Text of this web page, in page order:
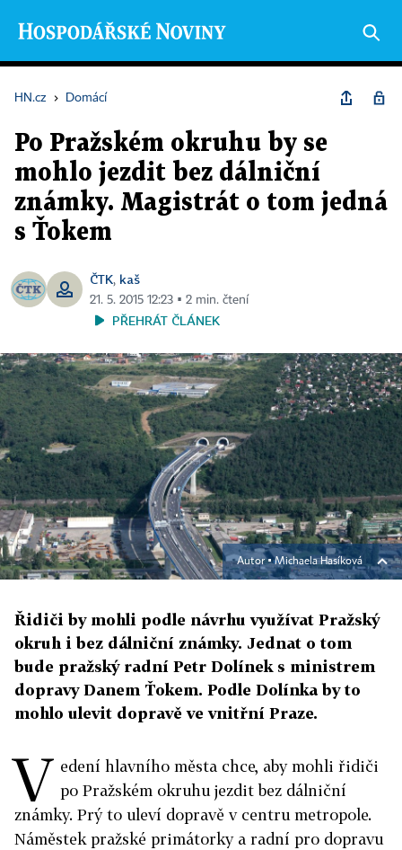
HN.cz › Domácí
Po Pražském okruhu by se
mohlo jezdit bez dálniční
známky. Magistrát o tom jedná
s Ťokem
ČTK, kaš
21. 5. 2015 12:23 ▪ 2 min. čtení
PŘEHRÁT ČLÁNEK
Autor ▪Michaela Hasíková
Řidiči by mohli podle návrhu využívat Pražský
okruh i bez dálniční známky. Jednat o tom
bude pražský radní Petr Dolínek s ministrem
dopravy Danem Ťokem. Podle Dolínka by to
mohlo ulevit dopravě ve vnitřní Praze.
V edení hlavního města chce, aby mohli řidiči
po Pražském okruhu jezdit bez dálniční
známky. Prý to uleví dopravě v centru metropole.
Náměstek pražské primátorky a radní pro dopravu